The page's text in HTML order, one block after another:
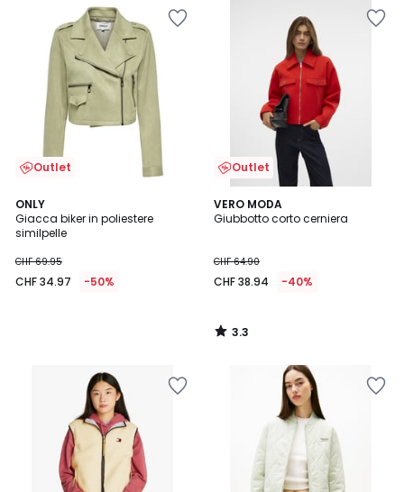
Outlet
ONLY
Giacca biker in poliestere
similpelle
CHF 69.95
CHF 34.97 -50%
Outlet
VERO MODA
Giubbotto corto cerniera
CHF 64.90
CHF 38.94 -40%
3.3
/ 5
3.3
/